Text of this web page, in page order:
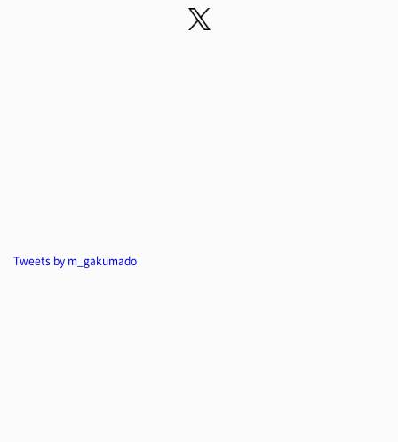
Tweets by m_gakumado